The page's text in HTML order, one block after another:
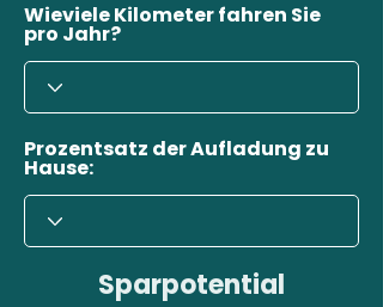
Wieviele Kilometer fahren Sie
pro Jahr?
Prozentsatz der Aufladung zu
Hause:
Sparpotential